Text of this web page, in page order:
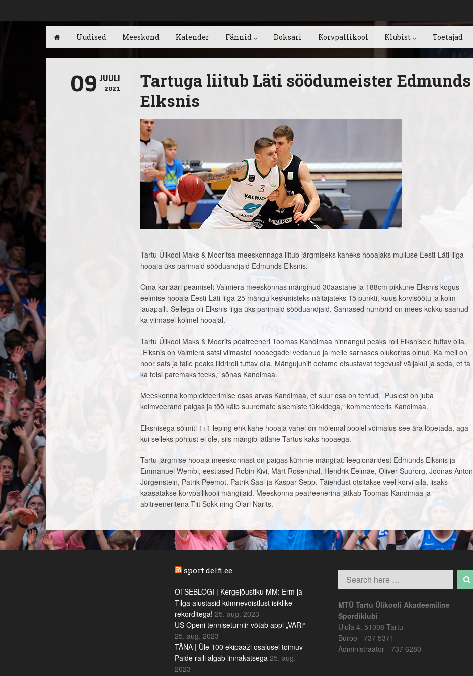
Uudised Meeskond Kalender Fännid Doksari Korvpallikool Klubist Toetajad
09 JUULI
2021
Tartuga liitub Läti söödumeister Edmunds
Elksnis
Tartu Ülikool Maks & Mooritsa meeskonnaga liitub järgmiseks kaheks hooajaks mulluse Eesti-Läti liiga
hooaja üks parimaid sööduandjaid Edmunds Elksnis.
Oma karjääri peamiselt Valmiera meeskonnas mänginud 30aastane ja 188cm pikkune Elksnis kogus
eelmise hooaja Eesti-Läti liiga 25 mängu keskmisteks näitajateks 15 punkti, kuus korvisöötu ja kolm
lauapalli. Sellega oli Elksnis liiga üks parimaid sööduandjaid. Sarnased numbrid on mees kokku saanud
ka viimasel kolmel hooajal.
Tartu Ülikool Maks & Moorits peatreeneri Toomas Kandimaa hinnangul peaks roll Elksnisele tuttav olla.
„Elksnis on Valmiera satsi viimastel hooaegadel vedanud ja meile sarnases olukorras olnud. Ka meil on
noor sats ja talle peaks liidriroll tuttav olla. Mängujuhilt ootame otsustavat tegevust väljakul ja seda, et ta
ka teisi paremaks teeks,“ sõnas Kandimaa.
Meeskonna komplekteerimise osas arvas Kandimaa, et suur osa on tehtud. „Puslest on juba
kolmveerand paigas ja töö käib suuremate sisemiste tükkidega,“ kommenteeris Kandimaa.
Elksnisega sõlmiti 1+1 leping ehk kahe hooaja vahel on mõlemal poolel võimalus see ära lõpetada, aga
kui selleks põhjust ei ole, siis mängib lätlane Tartus kaks hooaega.
Tartu järgmise hooaja meeskonnast on paigas kümme mängijat: leegionäridest Edmunds Elksnis ja
Emmanuel Wembi, eestlased Robin Kivi, Märt Rosenthal, Hendrik Eelmäe, Oliver Suurorg, Joonas Anton
Jürgenstein, Patrik Peemot, Patrik Saal ja Kaspar Sepp. Täiendust otsitakse veel korvi alla, lisaks
kaasatakse korvpallikooli mängijaid. Meeskonna peatreenerina jätkab Toomas Kandimaa ja
abitreeneritena Tiit Sokk ning Olari Narits.
sport.delfi.ee
OTSEBLOGI | Kergejõustiku MM: Erm ja
Tilga alustasid kümnevõistlust isiklike
rekorditega! 25. aug. 2023
US Openi tenniseturniir võtab appi „VARi“
25. aug. 2023
TÄNA | Üle 100 ekipaaži osalusel toimuv
Paide ralli algab linnakatsega 25. aug.
2023
MTÜ Tartu Ülikooli Akadeemiline
Spordiklubi
Ujula 4, 51008 Tartu
Büroo - 737 5371
Administraator - 737 6280